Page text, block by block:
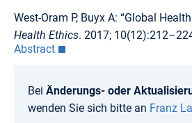
West-Oram P, Buyx A: “Global
Health Ethics. 2017;
Abstract
Bei Änderungs- oder
wenden Sie sich bitte an Franz